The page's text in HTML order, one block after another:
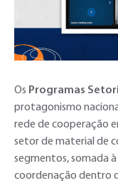
Os Programas
protagonismo
rede de cooperação
setor de material de
segmentos, somada
coordenação dentro